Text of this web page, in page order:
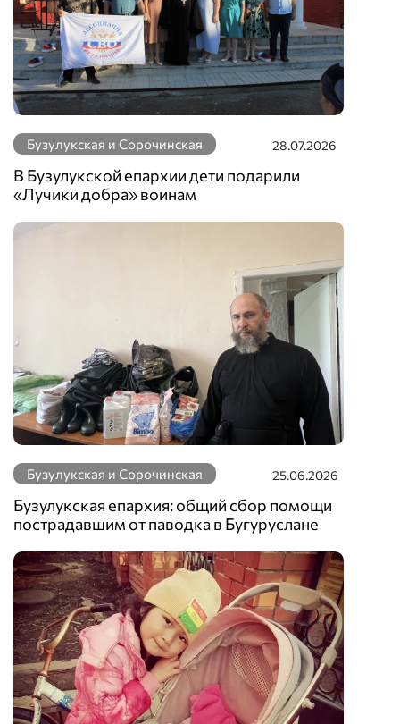
Бузулукская и Сорочинская 28.07.2026
В Бузулукской епархии дети подарили
«Лучики добра» воинам
Бузулукская и Сорочинская 25.06.2026
Бузулукская епархия: общий сбор помощи
пострадавшим от паводка в Бугуруслане